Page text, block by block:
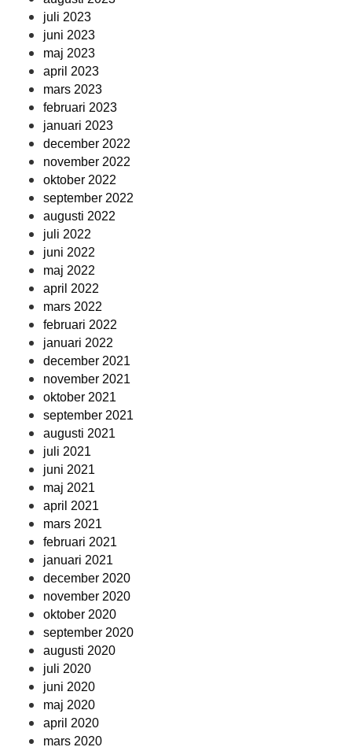
juli 2023
juni 2023
maj 2023
april 2023
mars 2023
februari 2023
januari 2023
december 2022
november 2022
oktober 2022
september 2022
augusti 2022
juli 2022
juni 2022
maj 2022
april 2022
mars 2022
februari 2022
januari 2022
december 2021
november 2021
oktober 2021
september 2021
augusti 2021
juli 2021
juni 2021
maj 2021
april 2021
mars 2021
februari 2021
januari 2021
december 2020
november 2020
oktober 2020
september 2020
augusti 2020
juli 2020
juni 2020
maj 2020
april 2020
mars 2020